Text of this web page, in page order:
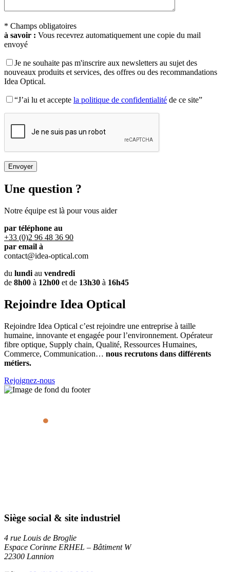
* Champs obligatoires
à savoir : Vous recevrez automatiquement une copie du mail
envoyé
Je ne souhaite pas m'inscrire aux newsletters au sujet des
nouveaux produits et services, des offres ou des recommandations
Idea Optical.
“J’ai lu et accepte la politique de confidentialité de ce site”
Une question ?
Notre équipe est là pour vous aider
par téléphone au
+33 (0)2 96 48 36 90
par email à
contact@idea-optical.com
du lundi au vendredi
de 8h00 à 12h00 et de 13h30 à 16h45
Rejoindre Idea Optical
Rejoindre Idea Optical c’est rejoindre une entreprise à taille
humaine, innovante et engagée pour l’environnement. Opérateur
fibre optique, Supply chain, Qualité, Ressources Humaines,
Commerce, Communication… nous recrutons dans différents
métiers.
Rejoignez-nous
Siège social & site industriel
4 rue Louis de Broglie
Espace Corinne ERHEL – Bâtiment W
22300 Lannion